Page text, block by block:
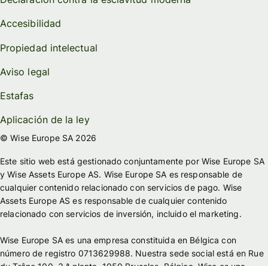
Accesibilidad
Propiedad intelectual
Aviso legal
Estafas
Aplicación de la ley
© Wise Europe SA 2026
Este sitio web está gestionado conjuntamente por Wise Europe SA
y Wise Assets Europe AS. Wise Europe SA es responsable de
cualquier contenido relacionado con servicios de pago. Wise
Assets Europe AS es responsable de cualquier contenido
relacionado con servicios de inversión, incluido el marketing.
Wise Europe SA es una empresa constituida en Bélgica con
número de registro 0713629988. Nuestra sede social está en Rue